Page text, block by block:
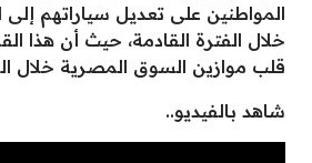
المواطنين على تعديل سياراتهم إلى
خلال الفترة القادمة، حيث أن هذا
قلب موازين السوق المصرية خلال
شاهد بالفيديو..